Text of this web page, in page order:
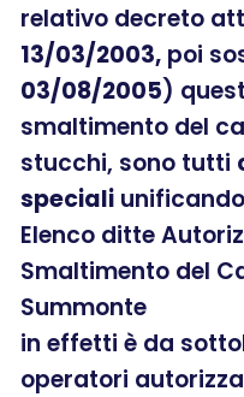
relativo decreto
13/03/2003, poi
03/08/2005)
smaltimento del
stucchi, sono tutti
speciali
Elenco ditte
Smaltimento del
Summonte
in effetti è da
operatori